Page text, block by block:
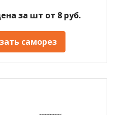
за шт от 8 руб.
саморез